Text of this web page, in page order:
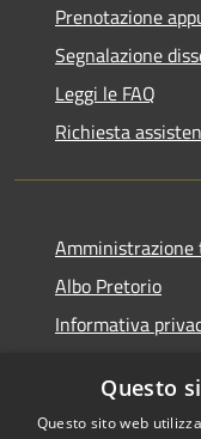
Prenotazione
Segnalazione
Leggi le FAQ
Richiesta
Albo Pretorio
Informativa
Dichiarazione di
Questo
Questo sito web